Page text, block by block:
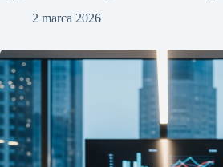
2 marca 2026